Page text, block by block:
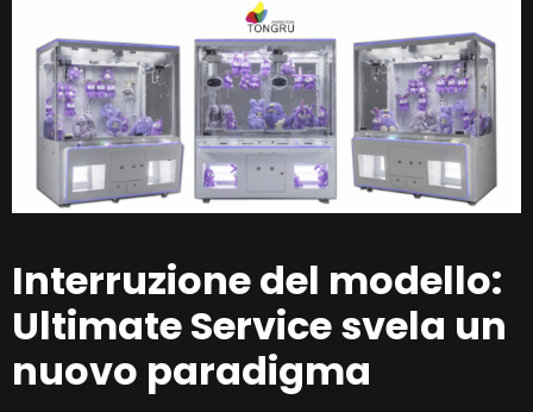
Interruzione del modello:
Ultimate Service svela un
nuovo paradigma